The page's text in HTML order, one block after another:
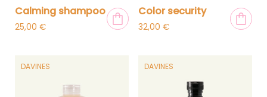
calming shampoo
25,00 €
color security
32,00 €
DAVINES DAVINES